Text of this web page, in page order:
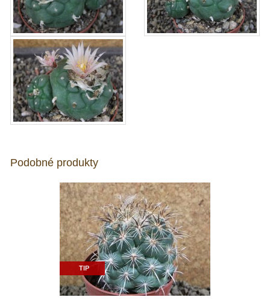
Podobné produkty
TIP